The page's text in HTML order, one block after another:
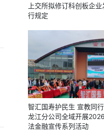
上交所拟修订科创板企
行规定
智汇国寿护民生 宣教同
龙江分公司全域开展
法金融宣传系列活动